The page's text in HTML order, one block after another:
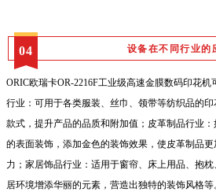
04 设备在不同行业的
ORIC欧瑞卡OR-2216F工业级高速金膜数码印花
行业：可用于各类服装、丝巾、领带等纺织品的
款式，提升产品的品质和附加值；皮革制品行业
的表面装饰，添加金色的装饰效果，使皮革制品
力；家居饰品行业：适用于窗帘、床上用品、抱
居环境增添华丽的元素，营造出独特的装饰风格等